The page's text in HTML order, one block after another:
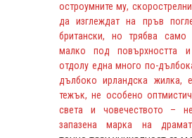
остроумните му,
да изглеждат на пръв
британски, но трябва само
малко под повърхността
отдолу една много по-
дълбоко ирландска жилка,
тежък, не особено
света и човечеството –
запазена марка на